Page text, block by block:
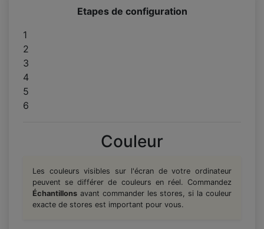
Etapes de configuration
1
2
3
4
5
6
Couleur
Les couleurs visibles sur l'écran de votre ordinateur
peuvent se différer de couleurs en réel. Commandez
Échantillons avant commander les stores, si la couleur
exacte de stores est important pour vous.